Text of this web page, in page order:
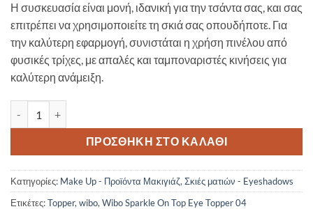
Η συσκευασία είναι μονή, ιδανική για την τσάντα σας, και σας
επιτρέπει να χρησιμοποιείτε τη σκιά σας οπουδήποτε. Για
την καλύτερη εφαρμογή, συνιστάται η χρήση πινέλου από
φυσικές τρίχες, με απαλές και ταμποναριστές κινήσεις για
καλύτερη ανάμειξη.
ΠΡΟΣΘΉΚΗ ΣΤΟ ΚΑΛΆΘΙ
Κατηγορίες: Make Up - Προϊόντα Μακιγιάζ, Σκιές ματιών - Eyeshadows
Ετικέτες:Topper, wibo, Wibo Sparkle On Top Eye Topper 04